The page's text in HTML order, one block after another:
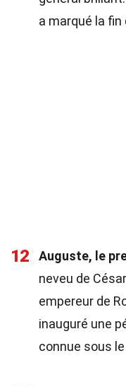
a marqué la fin
12 Auguste, le
neveu de
empereur de
inauguré une
connue sous